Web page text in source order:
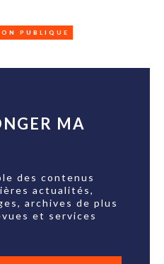
PUBLIQUE
MA
des contenus
actualités,
archives de plus
et services